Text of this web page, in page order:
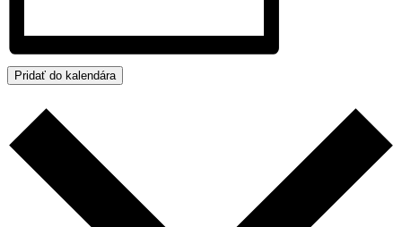
Pridať do kalendára